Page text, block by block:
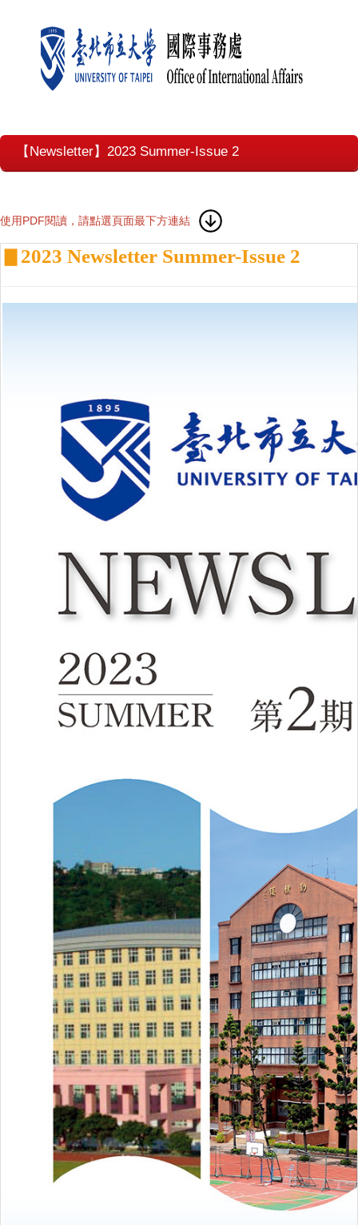
【Newsletter】2023 Summer-Issue 2
使用PDF閱讀，請點選頁面最下方連結
2023 Newsletter Summer-Issue 2